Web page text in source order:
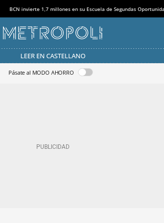
BCN invierte 1,7 millones en su Escuela de Segundas
LEER EN CASTELLANO
Pásate al MODO AHORRO